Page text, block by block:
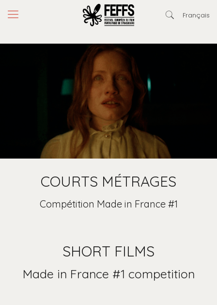
Français
COURTS MÉTRAGES
Compétition Made in France #1
SHORT FILMS
Made in France #1 competition